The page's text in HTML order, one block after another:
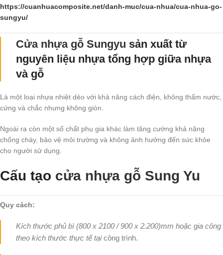
https://cuanhuacomposite.net/danh-muc/cua-nhua/cua-nhua-go-
sungyu/
Cửa nhựa gỗ Sungyu sản xuất từ
nguyên liệu nhựa tổng hợp giữa nhựa
và gỗ
Là một loại nhựa nhiệt dẻo với khả năng cách điện, không thấm nước,
cứng và chắc nhưng không giòn.
Ngoài ra còn một số chất phụ gia khác làm tăng cường khả năng
chống cháy, bảo vệ môi trường và không ảnh hưởng đến sức khỏe
cho người sử dụng.
Cấu tạo cửa nhựa gỗ Sung Yu
Quy cách:
Kích thước phủ bì (800 x 2100 / 900 x 2.200)mm hoặc gia công
theo kích thước thực tế tạicông trình.